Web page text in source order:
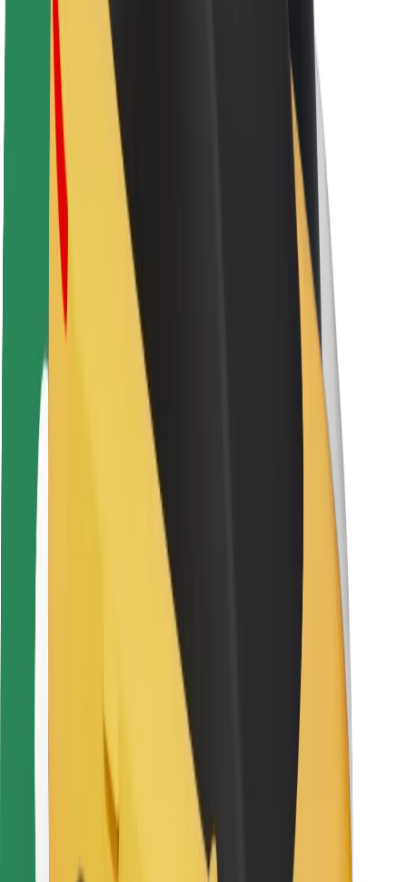
Sərnişin təhlükəsizliyi
Sürücü təhlükəsizliyi
Skuter təhlükəsizliyi
Təhlükəsizlik Laboratoriyası
Şəhərlər
Məkanlar
Şəhər mühiti üçün həllər
Hava limanları
Bolt enerji doldurma stansiyaları
Dəstək
Sərnişinlər üçün
Sürücülər üçün
Kuryerlər üçün
Avtopark sahibləri üçün
Restoranlar üçün
Biznes üçün Bolt
Qaydalar və Şərtlər
Dəqiqələr ərzində gediş əldə et!
Bolt tətbiqini endir
Sevdiyiniz yeməyi tapın!
Bolt Food tətbiqini endir